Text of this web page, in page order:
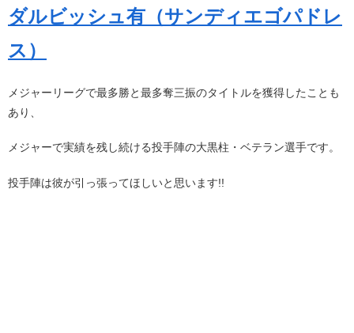
ダルビッシュ有（サンディエゴパドレ
ス）
メジャーリーグで最多勝と最多奪三振のタイトルを獲得したことも
あり、
メジャーで実績を残し続ける投手陣の大黒柱・ベテラン選手です。
投手陣は彼が引っ張ってほしいと思います!!